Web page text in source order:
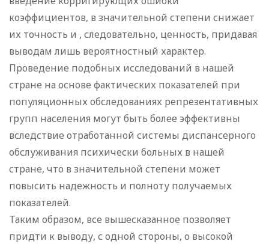
коэффициентов, в значительной степени снижает
их точность и , следовательно, ценность, придавая
выводам лишь вероятностный характер.
Проведение подобных исследований в нашей
стране на основе фактических показателей при
популяционных обследованиях репрезентативных
групп населения могут быть более эффективны
вследствие отработанной системы диспансерного
обслуживания психически больных в нашей
стране, что в значительной степени может
повысить надежность и полноту получаемых
показателей.
Таким образом, все вышесказанное позволяет
придти к выводу, с одной стороны, о высокой